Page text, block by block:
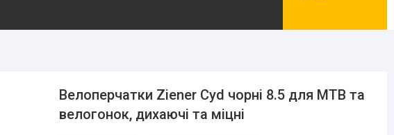
Велоперчатки Ziener Cyd чорні 8.5 для MTB та
велогонок, дихаючі та міцні